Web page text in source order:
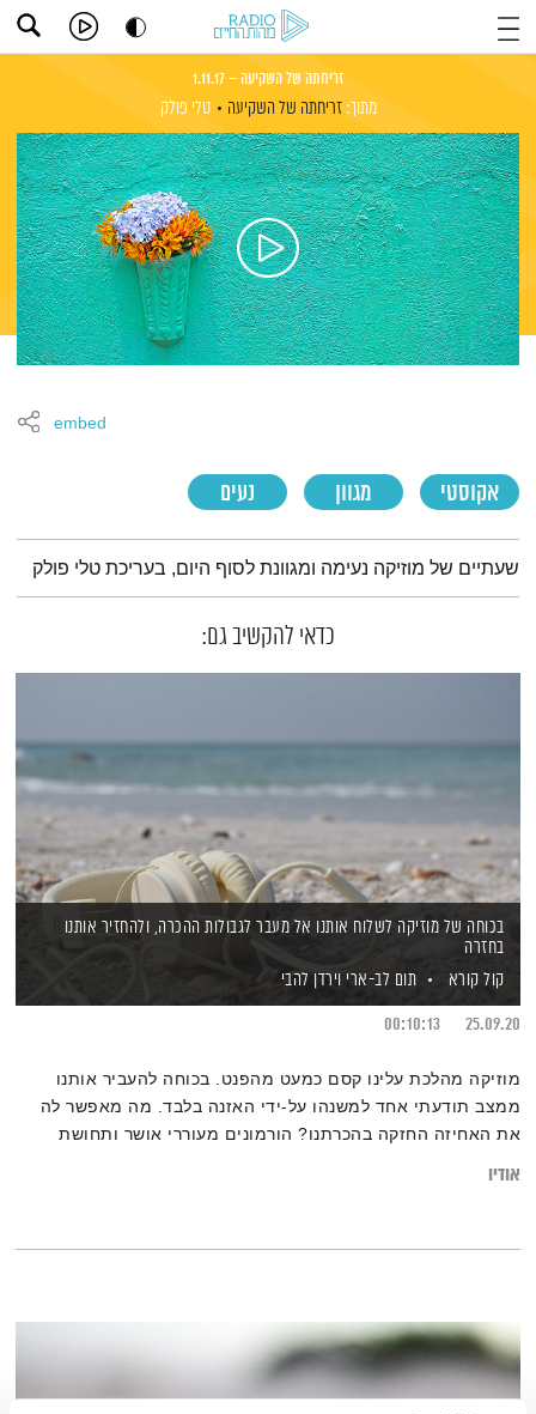
זריחתה של השקיעה – 1.11.17
מתוך: זריחתה של השקיעה טלי פולק
אקוסטי מגוון נעים
embed
תמצית הפודקאסט
שעתיים של מוזיקה נעימה ומגוונת לסוף היום, בעריכת טלי פולק
כדאי להקשיב גם:
בכוחה של מוזיקה לשלוח אותנו אל מעבר לגבולות ההכרה, ולהחזיר אותנו
בחזרה
קול קורא
תום לב-ארי וירדן להבי
25.09.20
00:10:13
מוזיקה מהלכת עלינו קסם כמעט מהפנט. בכוחה להעביר אותנו
ממצב תודעתי אחד למשנהו על-ידי האזנה בלבד. מה מאפשר לה
את האחיזה החזקה בהכרתנו? הורמונים מעוררי אושר ותחושת
אודיו